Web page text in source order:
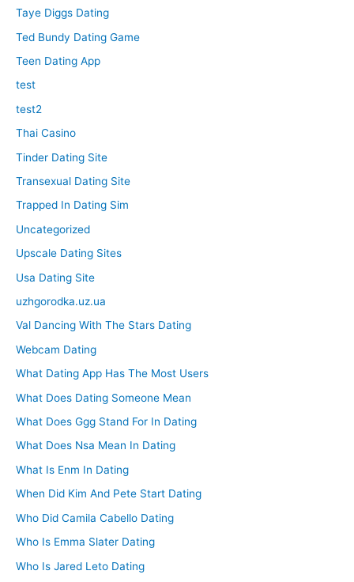
Taye Diggs Dating
Ted Bundy Dating Game
Teen Dating App
test
test2
Thai Casino
Tinder Dating Site
Transexual Dating Site
Trapped In Dating Sim
Uncategorized
Upscale Dating Sites
Usa Dating Site
uzhgorodka.uz.ua
Val Dancing With The Stars Dating
Webcam Dating
What Dating App Has The Most Users
What Does Dating Someone Mean
What Does Ggg Stand For In Dating
What Does Nsa Mean In Dating
What Is Enm In Dating
When Did Kim And Pete Start Dating
Who Did Camila Cabello Dating
Who Is Emma Slater Dating
Who Is Jared Leto Dating